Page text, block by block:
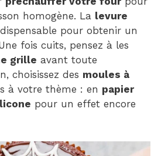
homogène. La levure
pour obtenir un
fois cuits, pensez à les
grille avant toute
choisissez des moules à
à votre thème : en papier
pour un effet encore